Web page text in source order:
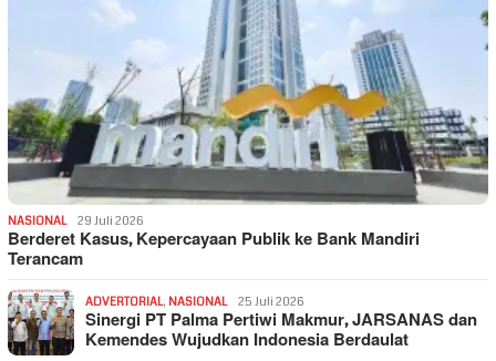
NASIONAL 29 Juli 2026
Berderet Kasus, Kepercayaan Publik ke Bank Mandiri
Terancam
ADVERTORIAL, NASIONAL 25 Juli 2026
Sinergi PT Palma Pertiwi Makmur, JARSANAS dan
Kemendes Wujudkan Indonesia Berdaulat